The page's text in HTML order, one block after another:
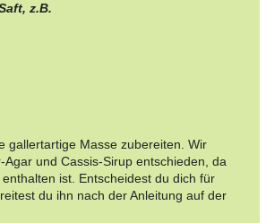
z.B.
gallertartige Masse zubereiten. Wir
Agar und Cassis-Sirup entschieden, da
ist. Entscheidest du dich für
du ihn nach der Anleitung auf der